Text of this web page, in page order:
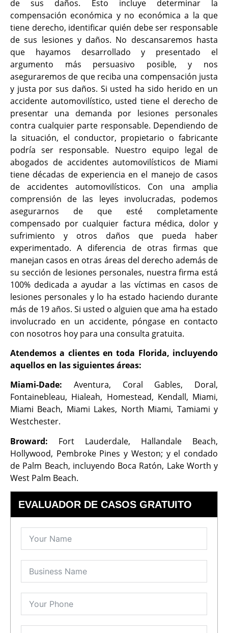
de sus daños. Esto incluye determinar la
compensación económica y no económica a la que
tiene derecho, identificar quién debe ser responsable
de sus lesiones y daños. No descansaremos hasta
que hayamos desarrollado y presentado el
argumento más persuasivo posible, y nos
aseguraremos de que reciba una compensación justa
y justa por sus daños. Si usted ha sido herido en un
accidente automovilístico, usted tiene el derecho de
presentar una demanda por lesiones personales
contra cualquier parte responsable. Dependiendo de
la situación, el conductor, propietario o fabricante
podría ser responsable. Nuestro equipo legal de
abogados de accidentes automovilísticos de Miami
tiene décadas de experiencia en el manejo de casos
de accidentes automovilísticos. Con una amplia
comprensión de las leyes involucradas, podemos
asegurarnos de que esté completamente
compensado por cualquier factura médica, dolor y
sufrimiento y otros daños que pueda haber
experimentado. A diferencia de otras firmas que
manejan casos en otras áreas del derecho además de
su sección de lesiones personales, nuestra firma está
100% dedicada a ayudar a las víctimas en casos de
lesiones personales y lo ha estado haciendo durante
más de 19 años. Si usted o alguien que ama ha estado
involucrado en un accidente, póngase en contacto
con nosotros hoy para una consulta gratuita.
Atendemos a clientes en toda Florida, incluyendo
aquellos en las siguientes áreas:
Miami-Dade: Aventura, Coral Gables, Doral,
Fontainebleau, Hialeah, Homestead, Kendall, Miami,
Miami Beach, Miami Lakes, North Miami, Tamiami y
Westchester.
Broward:
Fort Lauderdale, Hallandale Beach,
Hollywood, Pembroke Pines y Weston; y el condado
de Palm Beach, incluyendo Boca Ratón, Lake Worth y
West Palm Beach.
EVALUADOR DE CASOS GRATUITO